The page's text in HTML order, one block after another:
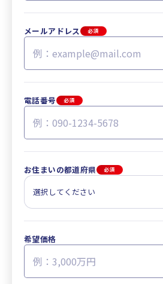
メールアドレス 必須
電話番号 必須
お住まいの都道府県 必須
希望価格